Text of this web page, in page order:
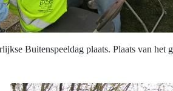
Buitenspeeldag plaats. Plaats van